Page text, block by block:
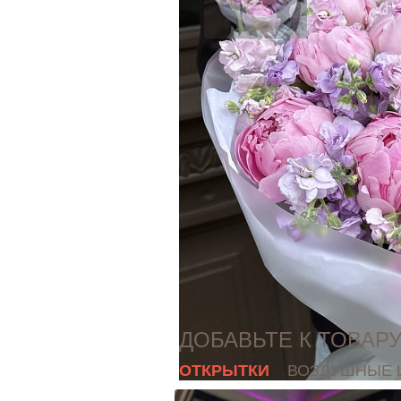
Контроль
качества
Розы
премиум
Поставка роз
каждый день
ДОБАВЬТЕ К
ОТКРЫТКИ ВОЗДУШНЫЕ